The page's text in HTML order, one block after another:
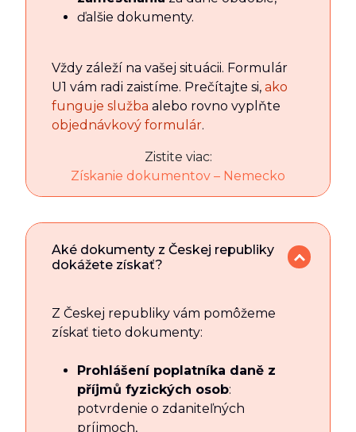
ďalšie dokumenty.
Vždy záleží na vašej situácii. Formulár
U1 vám radi zaistíme. Prečítajte si, ako
funguje služba alebo rovno vyplňte
objednávkový formulár.
Zistite viac:
Získanie dokumentov – Nemecko
Aké dokumenty z Českej republiky
dokážete získať?
Z Českej republiky vám pomôžeme
získať tieto dokumenty:
Prohlášení poplatníka daně z
příjmů fyzických osob:
potvrdenie o zdaniteľných
príjmoch,